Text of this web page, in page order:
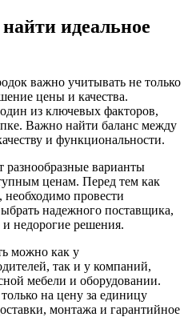
идеальное
важно учитывать не только
цены и качества.
из ключевых факторов,
Важно найти баланс между
и функциональности.
варианты
ценам. Перед тем как
провести
надежного поставщика,
недорогие решения.
можно как у
так и у компаний,
мебели и оборудовании.
на цену за единицу
монтажа и гарантийное